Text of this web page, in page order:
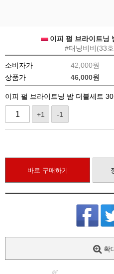
이피 펄 브라이트닝
#태닝비비(33
소비자가
42,000원
상품가
46,000원
이피 펄 브라이트닝 밤 더블세트
+1 -1
바로 구매하기
확